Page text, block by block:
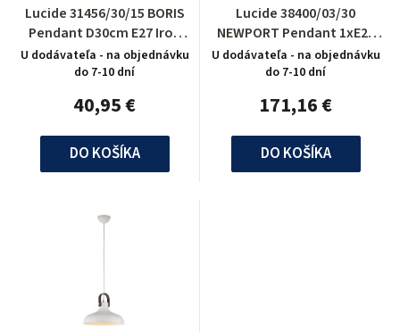
Lucide 31456/30/15 BORIS
Pendant D30cm E27 Iron
Grey
U dodávateľa - na objednávku
do 7-10 dní
40,95 €
DO KOŠÍKA
Lucide 38400/03/30
NEWPORT Pendant 1xE27
H120 L80cm Black
U dodávateľa - na objednávku
do 7-10 dní
171,16 €
DO KOŠÍKA